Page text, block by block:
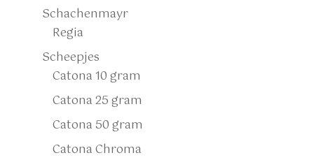
Schachenmayr
Regia
Scheepjes
Catona 10 gram
Catona 25 gram
Catona 50 gram
Catona Chroma